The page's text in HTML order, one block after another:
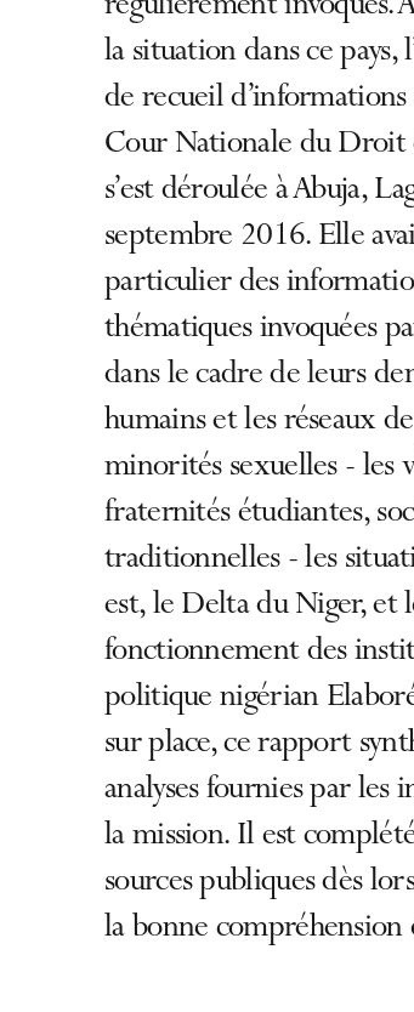
régulièrement invoqués.
la situation dans ce pays,
de recueil
Cour Nationale du Droit
s’est déroulée à Abuja,
septembre 2016. Elle
particulier des
thématiques invoquées
dans le cadre de leurs
humains et les réseaux
minorités sexuelles - les
fraternités étudiantes,
traditionnelles - les
est, le Delta du Niger, et
fonctionnement des
politique nigérian
sur place, ce rapport
analyses fournies par
la mission. Il est
sources publiques dès
la bonne